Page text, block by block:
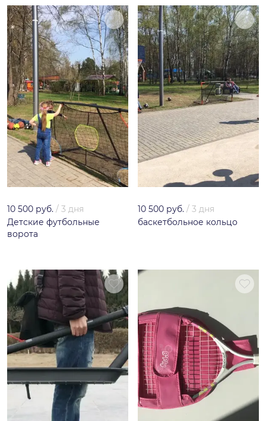
10 500 руб. / 3 дня
Детские футбольные
ворота
10 500 руб. / 3 дня
баскетбольное кольцо